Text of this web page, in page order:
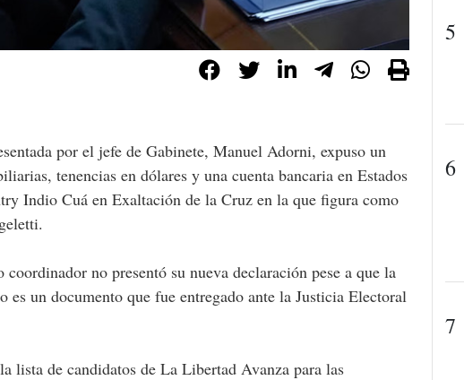
por el jefe de Gabinete, Manuel Adorni, expuso un
tenencias en dólares y una cuenta bancaria en Estados
Indio Cuá en Exaltación de la Cruz en la que figura como
no presentó su nueva declaración pese a que la
es un documento que fue entregado ante la Justicia Electoral
lista de candidatos de La Libertad Avanza para las
5
6
7